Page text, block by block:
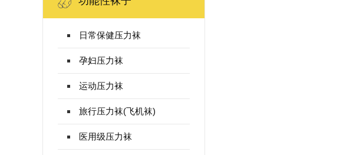
日常保健压力袜
孕妇压力袜
运动压力袜
旅行压力袜(飞机袜)
医用级压力袜